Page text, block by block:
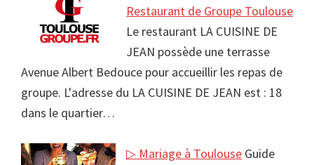
Restaurant de Groupe Toulouse
Le restaurant LA CUISINE DE
JEAN possède une terrasse
Avenue Albert Bedouce pour accueillir les repas de
groupe. L'adresse du LA CUISINE DE JEAN est : 18
dans le quartier…
▷ Mariage à Toulouse Guide